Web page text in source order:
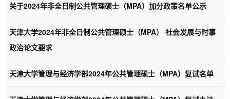
关于2024年非全日制公共管理硕士（MPA）加分政策名单公示
天津大学2024年非全日制公共管理硕士（MPA） 社会发展与时事
政治论文要求
天津大学管理与经济学部2024年公共管理硕士（MPA）复试名单